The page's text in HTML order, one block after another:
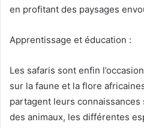
en profitant des paysages
Apprentissage et éducation :
Les safaris sont enfin
sur la faune et la flore
partagent leurs
des animaux, les différentes